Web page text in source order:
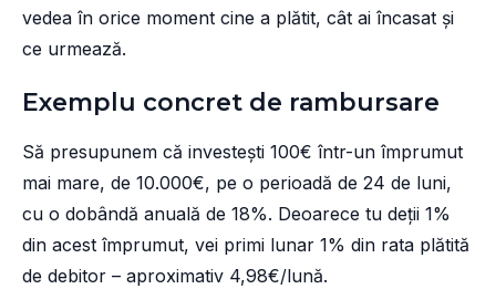
vedea în orice moment cine a plătit, cât ai încasat și
ce urmează.
Exemplu concret de rambursare
Să presupunem că investești 100€ într-un împrumut
mai mare, de 10.000€, pe o perioadă de 24 de luni,
cu o dobândă anuală de 18%. Deoarece tu deții 1%
din acest împrumut, vei primi lunar 1% din rata plătită
de debitor – aproximativ 4,98€/lună.